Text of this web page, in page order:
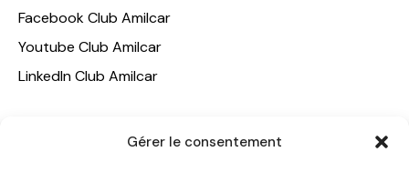
Gérer le consentement
Facebook Club Amilcar
Youtube Club Amilcar
LinkedIn Club Amilcar